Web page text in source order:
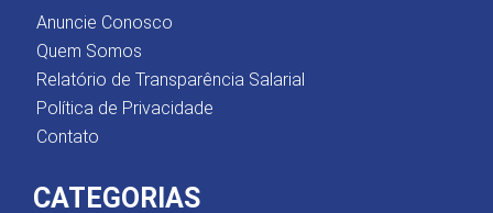
Anuncie Conosco
Quem Somos
Relatório de Transparência Salarial
Política de Privacidade
Contato
CATEGORIAS